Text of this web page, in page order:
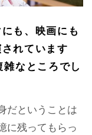
も、映画にも
れています
なところでし
だということは
に残ってもらっ